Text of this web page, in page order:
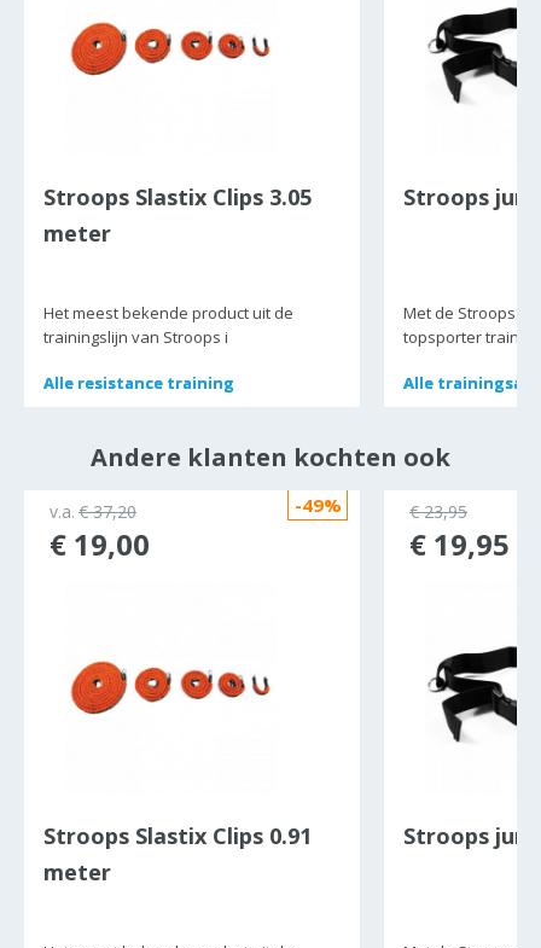
Stroops Slastix Clips 3.05
meter
Het meest bekende product uit de
trainingslijn van Stroops i
Alle resistance training
Alle resistance training
Stroops
Met de Stroops
topsporter
Alle
Alle
Andere klanten kochten ook
-49%
Stroops Slastix Clips 0.91
meter
v.a. € 37,20
€ 19,00
Stroops
€ 23,95
€ 19,95